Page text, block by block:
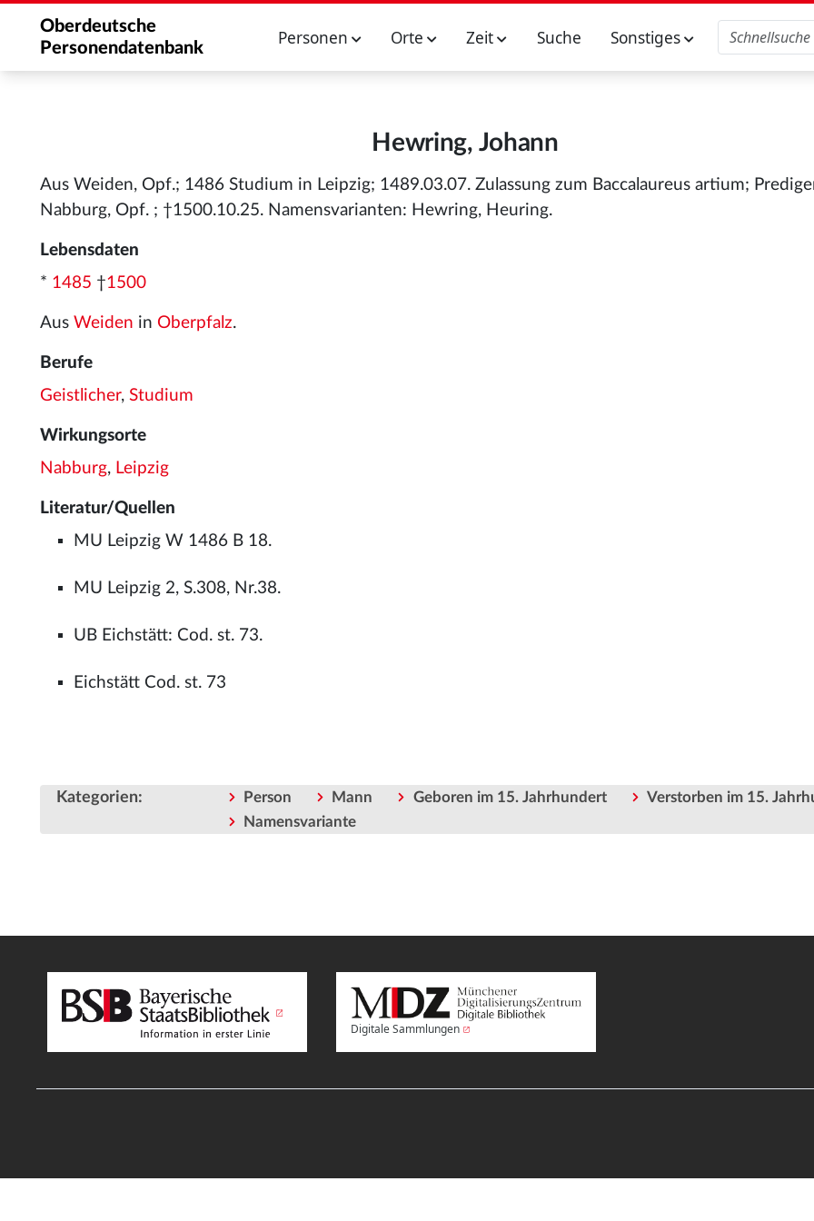
Oberdeutsche
Personendatenbank
Personen Orte Zeit Suche Sonstiges
Hewring, Johann
Aus Weiden, Opf.; 1486 Studium in Leipzig; 1489.03.07. Zulassung zum Baccalaureus artium;
Nabburg, Opf. ; †1500.10.25. Namensvarianten: Hewring, Heuring.
Lebensdaten
* 1485 †1500
Aus Weiden in Oberpfalz.
Berufe
Geistlicher, Studium
Wirkungsorte
Nabburg, Leipzig
Literatur/Quellen
MU Leipzig W 1486 B 18.
MU Leipzig 2, S.308, Nr.38.
UB Eichstätt: Cod. st. 73.
Eichstätt Cod. st. 73
Kategorien: Person Mann Geboren im 15. Jahrhundert
Verstorben im 15.
Namensvariante
Digitale Sammlungen